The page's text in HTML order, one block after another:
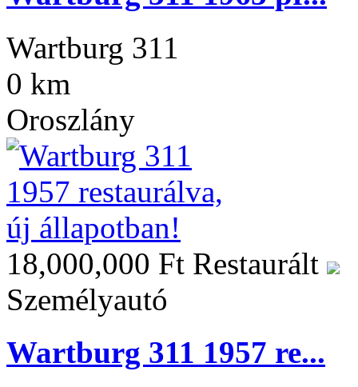
Wartburg 311
0 km
Oroszlány
18,000,000 Ft Restaurált
Személyautó
Wartburg 311 1957 re...